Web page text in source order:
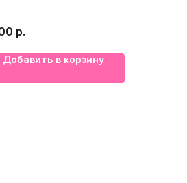
р.
Добавить в корзину